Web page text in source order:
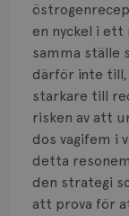
en nyckel i ett
samma ställe
därför inte
starkare till
risken av att
dos vagifem i
detta
den strategi
att prova för